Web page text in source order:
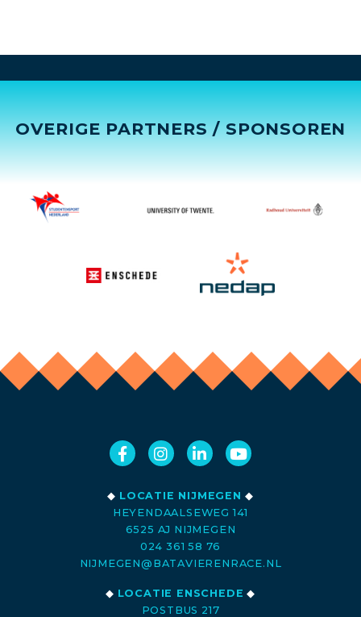
OVERIGE PARTNERS / SPONSOREN
◆ LOCATIE NIJMEGEN ◆
HEYENDAALSEWEG 141
6525 AJ NIJMEGEN
024 361 58 76
NIJMEGEN@BATAVIERENRACE.NL
◆ LOCATIE ENSCHEDE ◆
POSTBUS 217